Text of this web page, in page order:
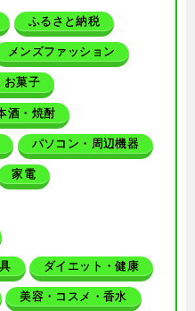
ふるさと納税
メンズファッション
お菓子
酒・焼酎
パソコン・周辺機器
家電
ダイエット・健康
美容・コスメ・香水